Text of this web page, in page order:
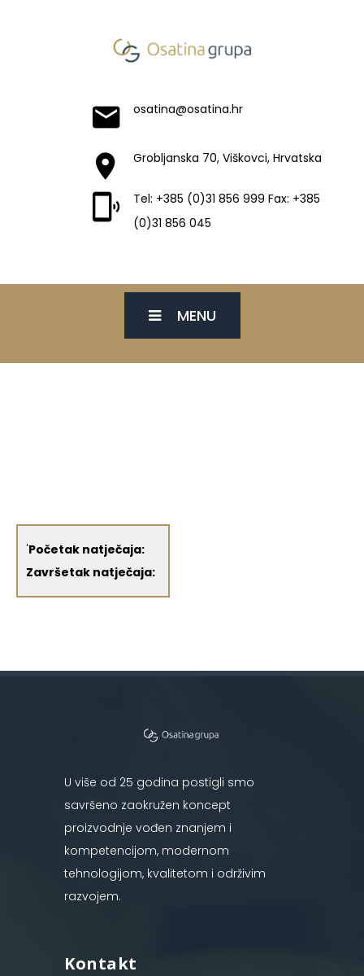
osatina@osatina.hr
Grobljanska 70, Viškovci, Hrvatska
Tel: +385 (0)31 856 999 Fax: +385
(0)31 856 045
MENU
'Početak natječaja:
Završetak natječaja:
U više od 25 godina postigli smo
savršeno zaokružen koncept
proizvodnje vođen znanjem i
kompetencijom, modernom
tehnologijom, kvalitetom i održivim
razvojem.
Kontakt